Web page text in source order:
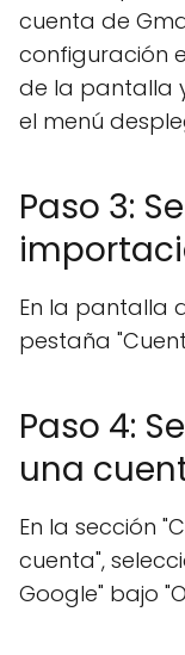
cuenta de
configuración
de la pantalla
el menú
Paso 3:
En la pantalla
pestaña
Paso 4:
una
En la sección
cuenta",
Google" bajo